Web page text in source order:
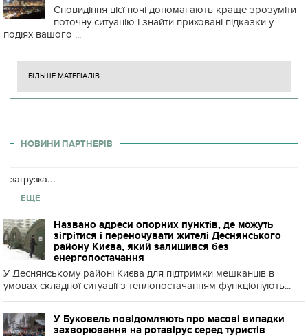
Сновидіння цієї ночі допомагають краще зрозуміти
поточну ситуацію і знайти приховані підказки у
подіях вашого ...
БІЛЬШЕ МАТЕРІАЛІВ
НОВИНИ ПАРТНЕРІВ
загрузка...
ЕЩЕ
Названо адреси опорних пунктів, де можуть
зігрітися і переночувати жителі Деснянського
району Києва, який залишився без
енергопостачання
У Деснянському районі Києва для підтримки мешканців в
умовах складної ситуації з теплопостачанням функціонують...
У Буковель повідомляють про масові випадки
захворювання на ротавірус серед туристів